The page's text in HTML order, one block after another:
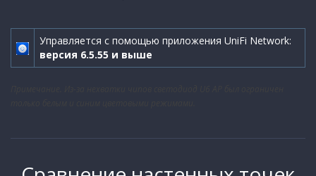
Управляется с помощью приложения UniFi Network:
версия 6.5.55 и выше